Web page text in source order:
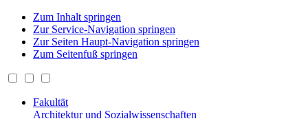
Zum Inhalt springen
Zur Service-Navigation springen
Zur Seiten Haupt-Navigation springen
Zum Seitenfuß springen
Fakultät
Architektur und Sozialwissenschaften